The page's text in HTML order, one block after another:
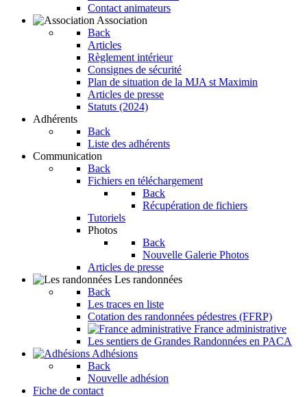
Contact animateurs
Association
Back
Articles
Règlement intérieur
Consignes de sécurité
Plan de situation de la MJA st Maximin
Articles de presse
Statuts (2024)
Adhérents
Back
Liste des adhérents
Communication
Back
Fichiers en téléchargement
Back
Récupération de fichiers
Tutoriels
Photos
Back
Nouvelle Galerie Photos
Articles de presse
Les randonnées
Back
Les traces en liste
Cotation des randonnées pédestres (FFRP)
France administrative
Les sentiers de Grandes Randonnées en PACA
Adhésions
Back
Nouvelle adhésion
Fiche de contact